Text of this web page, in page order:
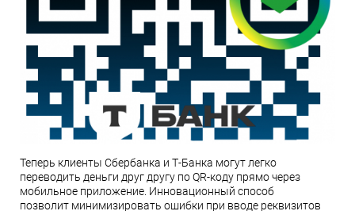
Теперь клиенты Сбербанка и Т-Банка могут легко
переводить деньги друг другу по QR-коду прямо через
мобильное приложение. Инновационный способ
позволит минимизировать ошибки при вводе реквизитов